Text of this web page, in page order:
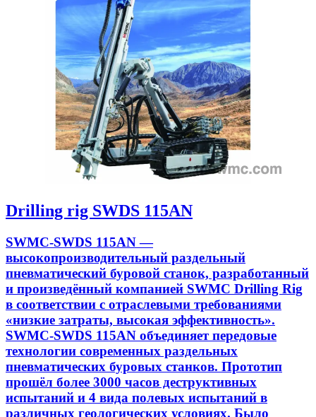
Drilling rig SWDS 115AN
SWMC-SWDS 115AN —
высокопроизводительный раздельный
пневматический буровой станок, разработанный
и произведённый компанией SWMC Drilling Rig
в соответствии с отраслевыми требованиями
«низкие затраты, высокая эффективность».
SWMC-SWDS 115AN объединяет передовые
технологии современных раздельных
пневматических буровых станков. Прототип
прошёл более 3000 часов деструктивных
испытаний и 4 вида полевых испытаний в
различных геологических условиях. Было